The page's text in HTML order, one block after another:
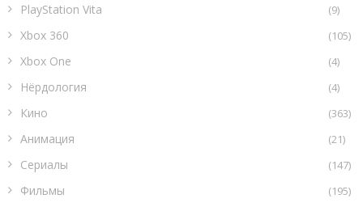
PlayStation Vita (9)
Xbox 360 (105)
Xbox One (4)
Нёрдология (4)
Кино (363)
Анимация (21)
Сериалы (147)
Фильмы (195)